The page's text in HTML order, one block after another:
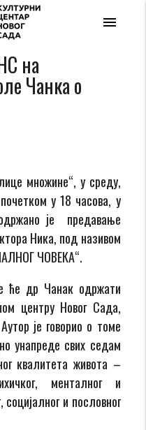
menu
на
Чанка о
множине“, у среду,
у 18 часова, у
je предавање
Ника, под називом
ЧОВЕКА“.
ће др Чанак одржати
центру Новог Сада,
jе говориo o томе
унапреде свих седам
квалитета живота –
менталног и
и пословног